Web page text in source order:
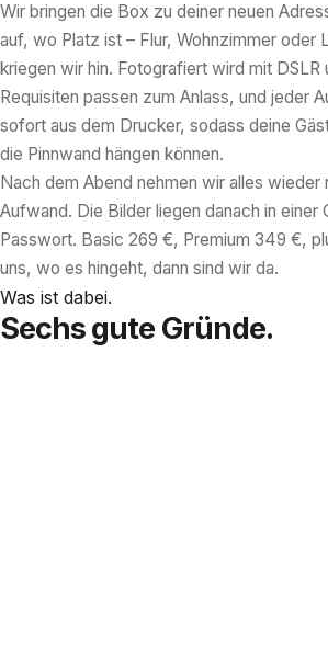
Wir bringen die Box zu deiner neuen
auf, wo Platz ist – Flur, Wohnzimmer oder
kriegen wir hin. Fotografiert wird mit DSLR
Requisiten passen zum Anlass, und jeder
sofort aus dem Drucker, sodass deine
die Pinnwand hängen können.
Nach dem Abend nehmen wir alles wieder
Aufwand. Die Bilder liegen danach in einer
Passwort. Basic 269 €, Premium 349 €,
uns, wo es hingeht, dann sind wir da.
Was ist dabei.
Sechs gute Gründe.